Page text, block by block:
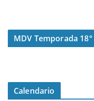
MDV Temporada
Calendario